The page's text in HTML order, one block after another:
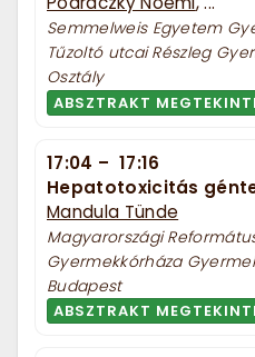
Semmelweis Egyetem
Tűzoltó utcai Részleg
Osztály
ABSZTRAKT
17:04 – 17:16
Hepatotoxicitás
Mandula Tünde
Magyarországi
Gyermekkórháza
Budapest
ABSZTRAKT